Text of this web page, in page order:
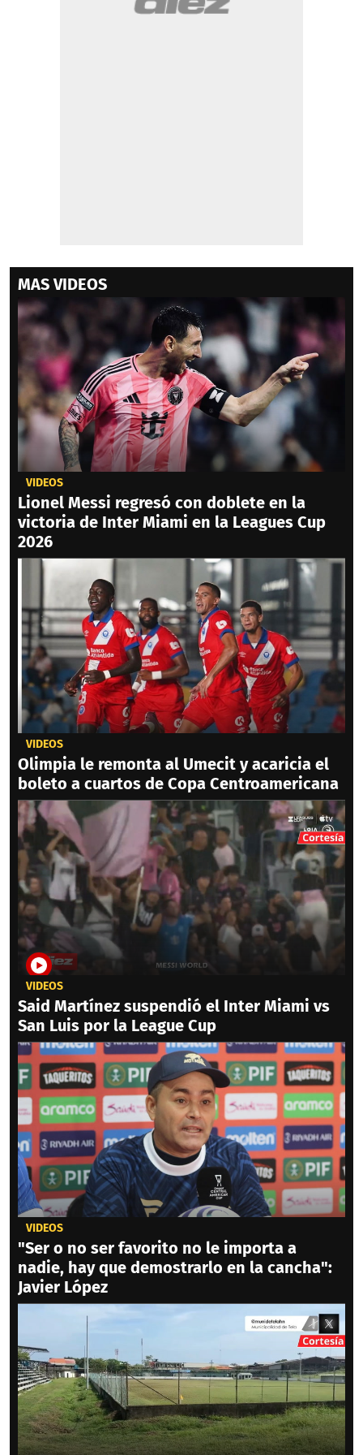
MAS VIDEOS
VIDEOS
Lionel Messi regresó con doblete en la
victoria de Inter Miami en la Leagues Cup
2026
VIDEOS
Olimpia le remonta al Umecit y acaricia el
boleto a cuartos de Copa Centroamericana
VIDEOS
Said Martínez suspendió el Inter Miami vs
San Luis por la League Cup
VIDEOS
"Ser o no ser favorito no le importa a
nadie, hay que demostrarlo en la cancha":
Javier López